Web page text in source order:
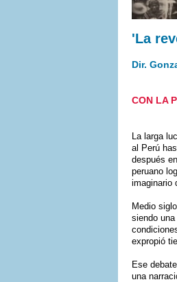
'La
Dir.
CON LA
La larga
al Perú
después
peruano
imaginario
Medio
siendo
expropió
Ese
una